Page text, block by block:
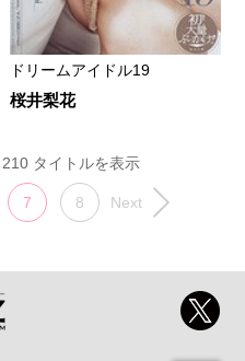
ドリームアイドル19
桜井梨花
タイトルを表示
7 8 Next